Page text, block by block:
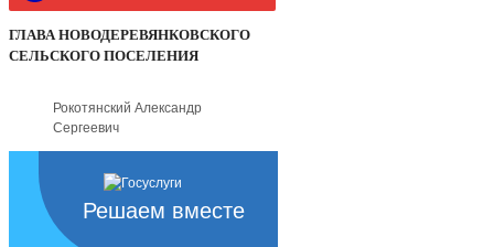
ГЛАВА НОВОДЕРЕВЯНКОВСКОГО
СЕЛЬСКОГО ПОСЕЛЕНИЯ
Рокотянский Александр
Сергеевич
Решаем вместе